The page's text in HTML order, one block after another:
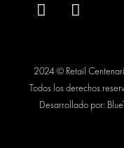
2024 © Retail
Todos los derechos
Desarrollado por: